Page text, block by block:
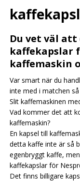
Du vet väl att
kaffekapslar
kaffemaskin
Var smart när du
inte med i matchen
Slit kaffemaskinen
Vad kommer det att
kaffemaskin?
En kapsel till
detta kaffe inte är så
egenbryggt kaffe,
kaffekapslar för
Det finns billigare